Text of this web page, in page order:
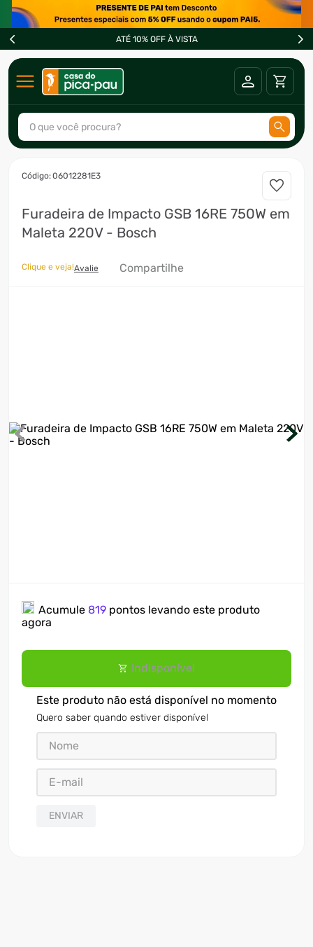
ATÉ 10% OFF À VISTA
O que você procura?
:06012281E3
Furadeira de Impacto GSB 16RE 750W em
Maleta 220V - Bosch
Clique e veja!Avalie Compartilhe
Acumule 819 pontos levando este produto
agora
Indisponível
Este produto não está disponível no momento
Quero saber quando estiver disponível
ENVIAR
2º
freezer
3º
forno
4º
fogão